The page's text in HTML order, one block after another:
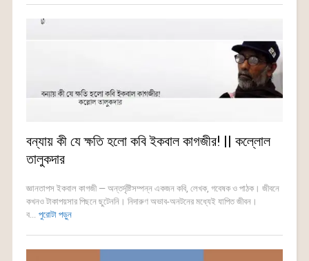
বন্যায় কী যে ক্ষতি হলো কবি ইকবাল কাগজীর! || কল্লোল
তালুকদার
জ্ঞানতাপস ইকবাল কাগজী — অন্তর্দৃষ্টিসম্পন্ন একজন কবি, লেখক, গবেষক ও পাঠক। জীবনে
কখনও টাকাপয়সার পিছনে ছুটেননি। নিদারুণ অভাব-অনটনের মধ্যেই যাপিত জীবন।
ব... পুরোটা পড়ুন